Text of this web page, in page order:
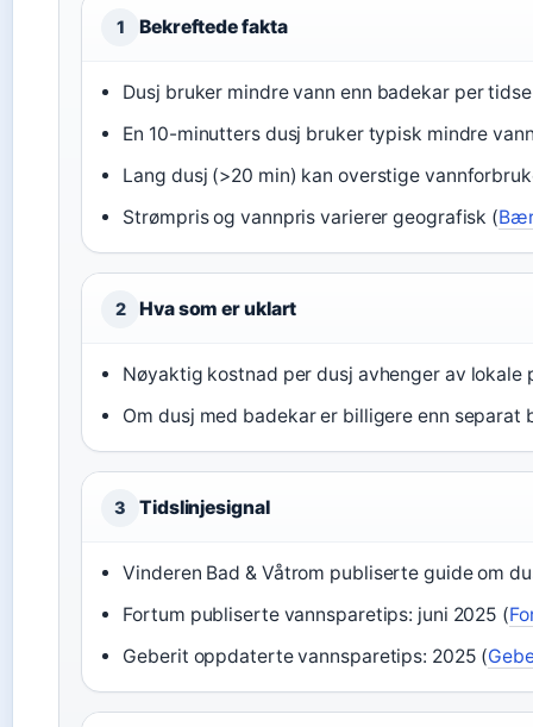
1 Bekreftede fakta
Dusj bruker mindre vann enn badekar per
En 10-minutters dusj bruker typisk mindre
Lang dusj (>20 min) kan overstige
Strømpris og vannpris varierer geografisk (
2 Hva som er uklart
Nøyaktig kostnad per dusj avhenger av
Om dusj med badekar er billigere enn
3 Tidslinjesignal
Vinderen Bad & Våtrom publiserte guide om
Fortum publiserte vannsparetips: juni 2025 (
Geberit oppdaterte vannsparetips: 2025 (